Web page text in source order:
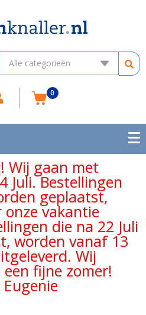
0
Wij gaan met
Juli. Bestellingen
geplaatst,
vakantie
die na 22 Juli
worden vanaf 13
Wij
fijne zomer!